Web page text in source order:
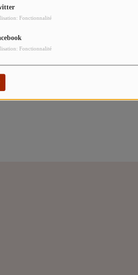
Fonctionnalité
Fonctionnalité